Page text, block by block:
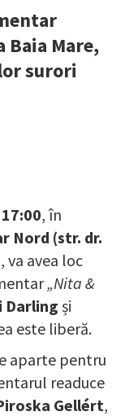
Mare,
surori
, în
Nord (str. dr.
, va avea loc
„Nita &
Darlingși
este liberă.
aparte pentru
readuce
Gellért,